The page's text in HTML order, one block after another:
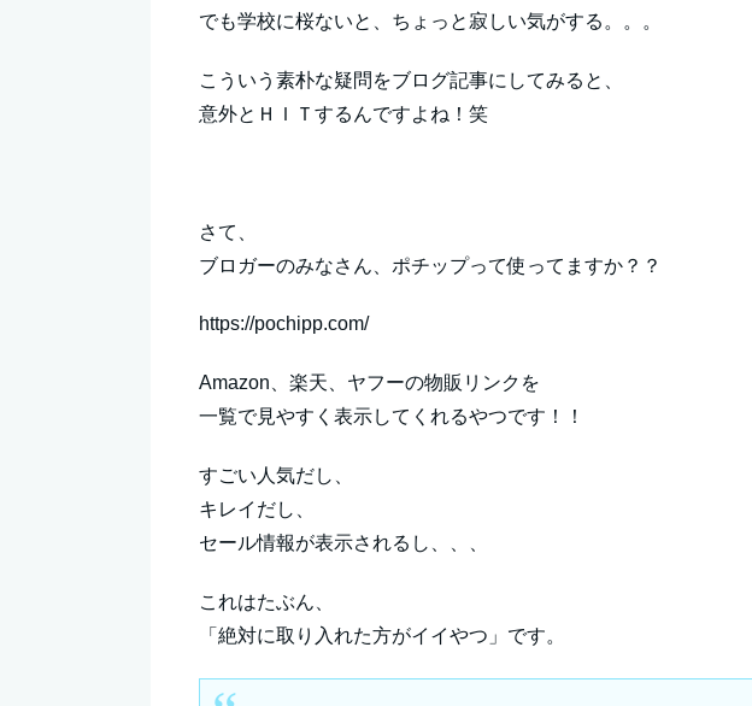
でも学校に桜ないと、ちょっと寂しい気がする。。。
こういう素朴な疑問をブログ記事にしてみると、
意外とＨＩＴするんですよね！笑
さて、
ブロガーのみなさん、ポチップって使ってますか？？
https://pochipp.com/
Amazon、楽天、ヤフーの物販リンクを
一覧で見やすく表示してくれるやつです！！
すごい人気だし、
キレイだし、
セール情報が表示されるし、、、
これはたぶん、
「絶対に取り入れた方がイイやつ」です。